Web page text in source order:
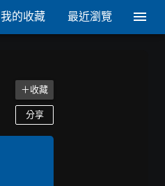
我的收藏 最近瀏覽
＋收藏
分享